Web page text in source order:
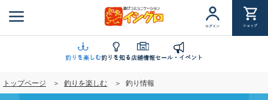
ン
ログイン ショップ
釣りを楽しむ釣りを知る店舗情報セール・イベント
トップページ 釣りを楽しむ 釣り情報